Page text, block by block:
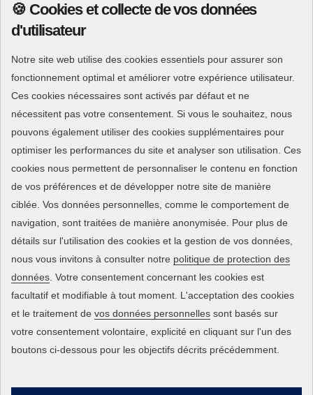
Moteurs
Pompes
Marques & partenaires
NOS SERVICES
Vente et conseil
Installation et mise en service
Maintenance et entretien
Réparation SAV
Nos ateliers et métiers
AIDES ET INFORMATIONS
Politique de confidentialité
Nous contacter
🍪 Cookies et collecte de vos données
d'utilisateur
Notre site web utilise des cookies essentiels pour assurer son
fonctionnement optimal et améliorer votre expérience utilisateur.
Ces cookies nécessaires sont activés par défaut et ne
nécessitent pas votre consentement. Si vous le souhaitez, nous
pouvons également utiliser des cookies supplémentaires pour
optimiser les performances du site et analyser son utilisation. Ces
cookies nous permettent de personnaliser le contenu en fonction
de vos préférences et de développer notre site de manière
ciblée. Vos données personnelles, comme le comportement de
navigation, sont traitées de manière anonymisée. Pour plus de
détails sur l'utilisation des cookies et la gestion de vos données,
nous vous invitons à consulter notre politique de protection des
données. Votre consentement concernant les cookies est
facultatif et modifiable à tout moment. L'acceptation des cookies
et le traitement de vos données personnelles sont basés sur
votre consentement volontaire, explicité en cliquant sur l'un des
boutons ci-dessous pour les objectifs décrits précédemment.